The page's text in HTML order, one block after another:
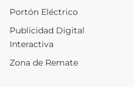
Portón Eléctrico
Publicidad Digital
Interactiva
Zona de Remate